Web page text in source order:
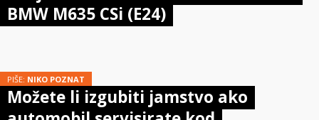
BMW M635 CSi (E24)
PIŠE: NIKO POZNAT
Možete li izgubiti jamstvo ako